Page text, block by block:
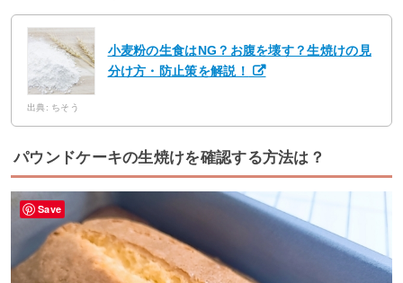
小麦粉の生食はNG？お腹を壊す？生焼けの見
分け方・防止策を解説！
出典: ちそう
パウンドケーキの生焼けを確認する方法は？
Save